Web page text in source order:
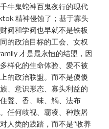
牛鬼蛇神百鬼夜行的现代
精神侵蚀了；基于寡头
阀和学阀也早就不是铁板
的政治目标的工会、女权
才是最永恒的结盟，因
样化的生命体验、愛不被
的政治联盟。而不是傻傻
、意识形态、寡头利益的
聲、香、味、觸、法布
任何歧视、霸凌、种族屠
人类的践踏，而不是“收养